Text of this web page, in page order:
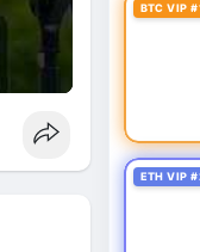
BTC VIP
ETH VIP